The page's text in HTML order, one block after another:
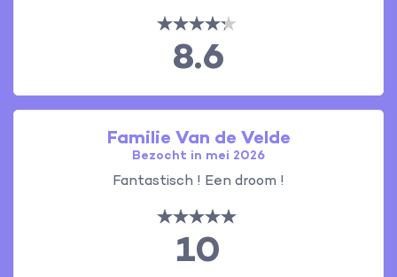
8.6
Familie Van de Velde
Bezocht in mei 2026
Fantastisch ! Een droom !
10